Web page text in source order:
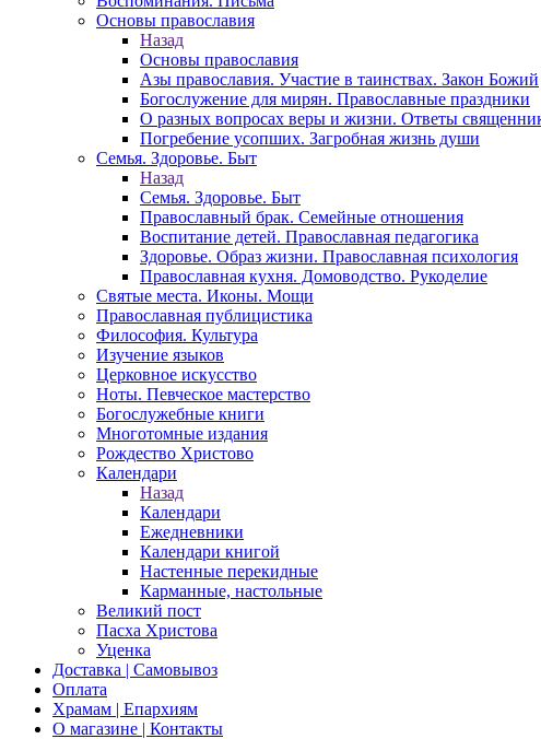
Основы православия
Назад
Основы православия
Азы православия. Участие в таинствах. Закон Божий
Богослужение для мирян. Православные праздники
О разных вопросах веры и жизни. Ответы
Погребение усопших. Загробная жизнь души
Семья. Здоровье. Быт
Назад
Семья. Здоровье. Быт
Православный брак. Семейные отношения
Воспитание детей. Православная педагогика
Здоровье. Образ жизни. Православная психология
Православная кухня. Домоводство. Рукоделие
Святые места. Иконы. Мощи
Православная публицистика
Философия. Культура
Изучение языков
Церковное искусство
Ноты. Певческое мастерство
Богослужебные книги
Многотомные издания
Рождество Христово
Календари
Назад
Календари
Ежедневники
Календари книгой
Настенные перекидные
Карманные, настольные
Великий пост
Пасха Христова
Уценка
Доставка | Самовывоз
Оплата
Храмам | Епархиям
О магазине | Контакты